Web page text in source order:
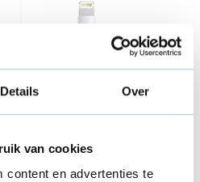
Details Over
van cookies
content en advertenties te
USB-C naar Lightning
kabel 2M